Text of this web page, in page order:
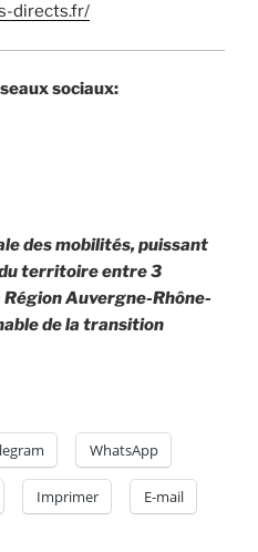
directs.fr/
sociaux:
des mobilités, puissant
territoire entre 3
Auvergne-Rhône-
de la transition
WhatsApp
Imprimer E-mail